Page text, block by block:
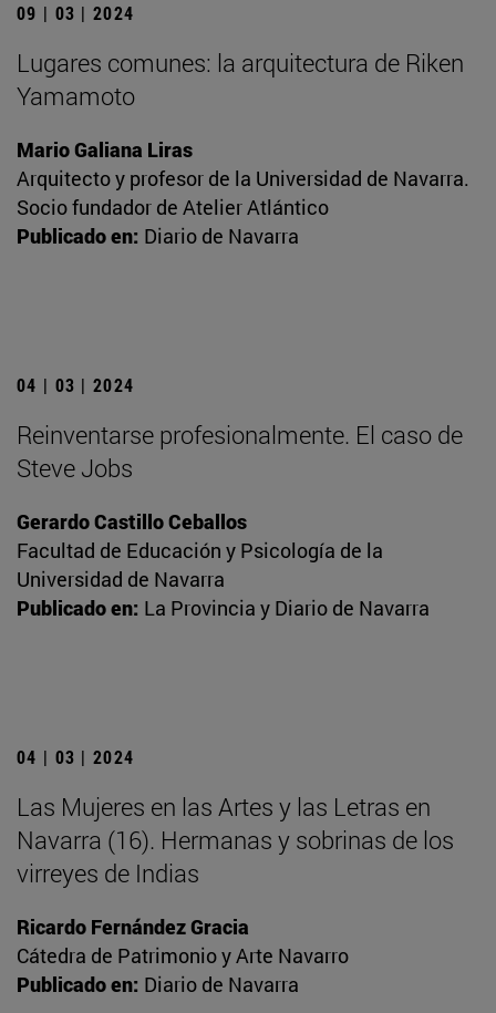
09 | 03 | 2024
Lugares comunes: la arquitectura de Riken
Yamamoto
Mario Galiana Liras
Arquitecto y profesor de la Universidad de Navarra.
Socio fundador de Atelier Atlántico
Publicado en: Diario de Navarra
04 | 03 | 2024
Reinventarse profesionalmente. El caso de
Steve Jobs
Gerardo Castillo Ceballos
Facultad de Educación y Psicología de la
Universidad de Navarra
Publicado en: La Provincia y Diario de Navarra
04 | 03 | 2024
Las Mujeres en las Artes y las Letras en
Navarra (16). Hermanas y sobrinas de los
virreyes de Indias
Ricardo Fernández Gracia
Cátedra de Patrimonio y Arte Navarro
Publicado en: Diario de Navarra